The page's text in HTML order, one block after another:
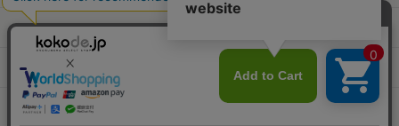
本屋さんへ行こう！キャンペーン
Information
Official Site